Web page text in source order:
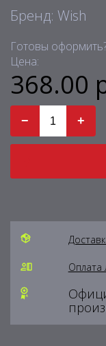
Бренд: Wish
Готовы
Цена:
368.00
− +